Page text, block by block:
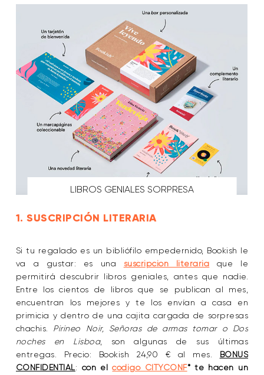
LIBROS GENIALES SORPRESA
1. SUSCRIPCIÓN LITERARIA
Si tu regalado es un bibliófilo empedernido, Bookish le
va a gustar: es una suscripción literaria que le
permitirá descubrir libros geniales, antes que nadie.
Entre los cientos de libros que se publican al mes,
encuentran los mejores y te los envían a casa en
primicia y dentro de una cajita cargada de sorpresas
chachis. Pirineo Noir, Señoras de armas tomar o Dos
noches en Lisboa, son algunas de sus últimas
entregas. Precio: Bookish 24,90 € al mes. BONUS
CONFIDENTIAL: con elcódigo CITYCONF* te hacen un